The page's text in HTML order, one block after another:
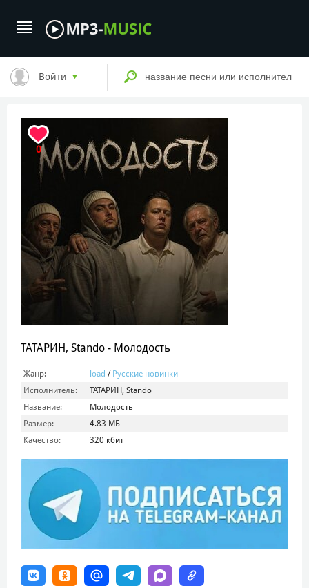
Войти
0
ТАТАРИН, Stando - Молодость
Жанр: load / Русские новинки
Исполнитель:
ТАТАРИН, Stando
Название:
Молодость
Размер:
4.83 МБ
Качество:
320 кбит